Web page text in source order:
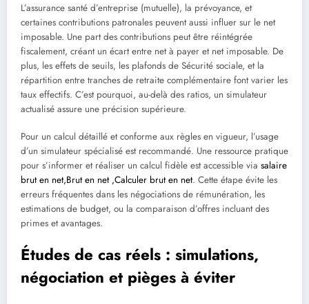
L’assurance santé d’entreprise (mutuelle), la prévoyance, et
certaines contributions patronales peuvent aussi influer sur le net
imposable. Une part des contributions peut être réintégrée
fiscalement, créant un écart entre net à payer et net imposable. De
plus, les effets de seuils, les plafonds de Sécurité sociale, et la
répartition entre tranches de retraite complémentaire font varier les
taux effectifs. C’est pourquoi, au-delà des ratios, un simulateur
actualisé assure une précision supérieure.
Pour un calcul détaillé et conforme aux règles en vigueur, l’usage
d’un simulateur spécialisé est recommandé. Une ressource pratique
pour s’informer et réaliser un calcul fidèle est accessible via salaire
brut en net,Brut en net ,Calculer brut en net. Cette étape évite les
erreurs fréquentes dans les négociations de rémunération, les
estimations de budget, ou la comparaison d’offres incluant des
primes et avantages.
Études de cas réels : simulations,
négociation et pièges à éviter